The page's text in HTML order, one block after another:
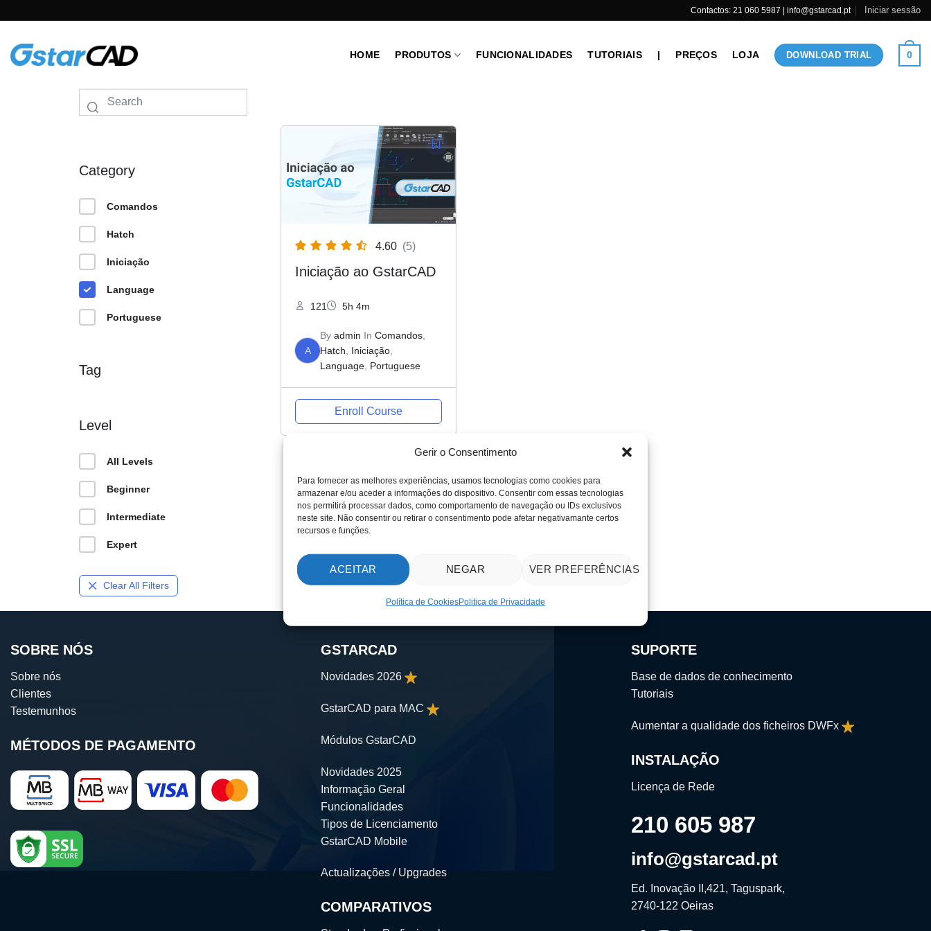
Gerir o Consentimento
Para fornecer as melhores experiências, usamos tecnologias como cookies para
armazenar e/ou aceder a informações do dispositivo. Consentir com essas tecnologias
nos permitirá processar dados, como comportamento de navegação ou IDs exclusivos
neste site. Não consentir ou retirar o consentimento pode afetar negativamante certos
recursos e funções.
ACEITAR NEGAR VER PREFERÊNCIAS
Política de CookiesPolitica de Privacidade
content
Contactos: 21 060 5987 | info@gstarcad.pt Iniciar sessão
HOME PRODUTOS FUNCIONALIDADES TUTORIAIS | PREÇOS LOJA DOWNLOAD TRIAL 0
Category
Comandos
Hatch
Iniciação
Language
Portuguese
Tag
Level
All Levels
Beginner
Intermediate
Expert
Clear All Filters
4.60 (5)
Iniciação ao GstarCAD
121 5h 4m
A
By admin In Comandos,
Hatch, Iniciação,
Language, Portuguese
Enroll Course
SOBRE NÓS
Sobre nós
Clientes
Testemunhos
MÉTODOS DE PAGAMENTO
GSTARCAD
Novidades 2026
GstarCAD para MAC
Módulos GstarCAD
Novidades 2025
Informação Geral
Funcionalidades
Tipos de Licenciamento
GstarCAD Mobile
Actualizações / Upgrades
COMPARATIVOS
SUPORTE
Base de dados de conhecimento
Tutoriais
Aumentar a qualidade dos ficheiros DWFx
INSTALAÇÃO
Licença de Rede
210 605 987
info@gstarcad.pt
Ed. Inovação II,421, Taguspark,
2740-122 Oeiras